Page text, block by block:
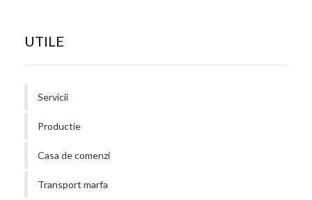
UTILE
Servicii
Productie
Casa de comenzi
Transport marfa